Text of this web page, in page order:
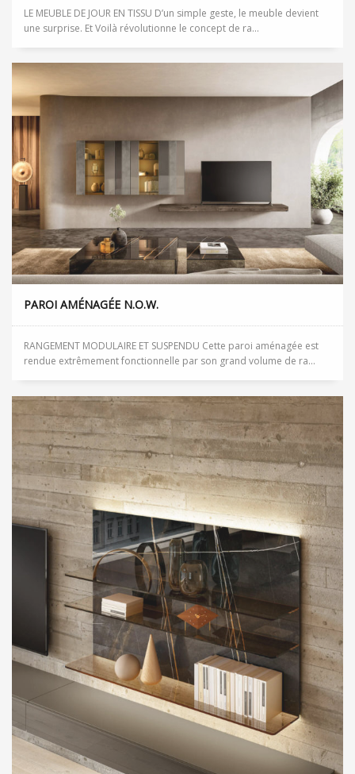
LE MEUBLE DE JOUR EN TISSU D’un simple geste, le meuble devient
une surprise. Et Voilà révolutionne le concept de ra...
PAROI AMÉNAGÉE N.O.W.
RANGEMENT MODULAIRE ET SUSPENDU Cette paroi aménagée est
rendue extrêmement fonctionnelle par son grand volume de ra...